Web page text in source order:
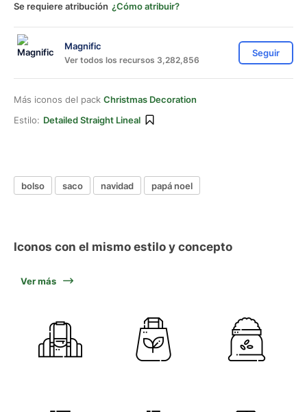
Se requiere atribución ¿Cómo atribuir?
Magnific
Ver todos los recursos 3,282,856
Seguir
Más iconos del pack Christmas Decoration
Estilo: Detailed Straight Lineal
bolso saco navidad papá noel
Iconos con el mismo estilo y concepto
Ver más